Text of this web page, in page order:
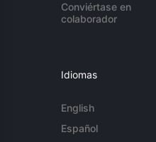
Conviértase en
colaborador
Idiomas
English
Español